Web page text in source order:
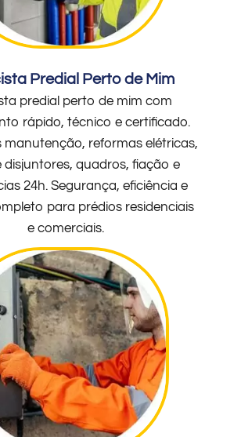
Predial Perto de Mim
predial perto de mim com
rápido, técnico e certificado.
manutenção, reformas elétricas,
disjuntores, quadros, fiação e
24h. Segurança, eficiência e
para prédios residenciais
e comerciais.